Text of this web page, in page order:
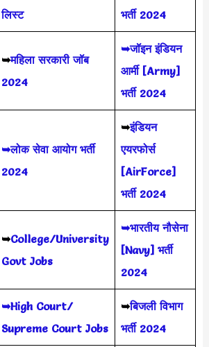
लिस्ट
भर्ती 2024
➥महिला सरकारी जॉब
2024
➥जॉइन इंडियन
आर्मी [Army]
भर्ती 2024
➥लोक सेवा आयोग भर्ती
2024
➥इंडियन
एयरफोर्स
[AirForce]
भर्ती 2024
➥College/University
Govt Jobs
➥भारतीय नौसेना
[Navy] भर्ती
2024
➥High Court/
Supreme Court Jobs
➥बिजली विभाग
भर्ती 2024